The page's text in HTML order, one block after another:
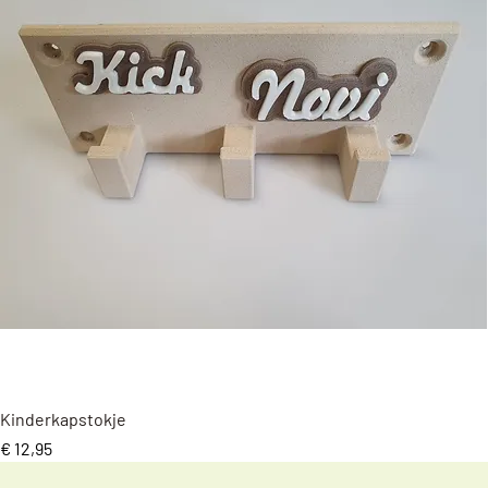
Kinderkapstokje
Prijs
€ 12,95